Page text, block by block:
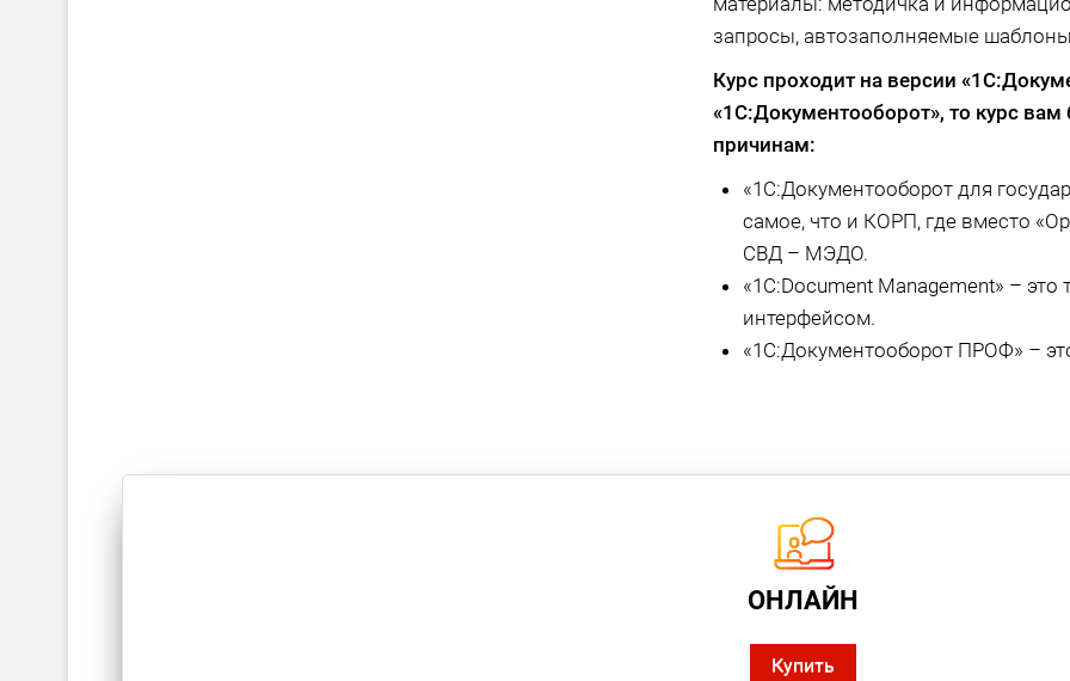
запросы, автозаполняемые
Курс проходит на версии
«1С:Документооборот», то курс
причинам:
«1С:Документооборот для
самое, что и КОРП, где вместо
СВД – МЭДО.
«1С:Document Management» –
интерфейсом.
«1С:Документооборот ПРОФ» –
ОНЛАЙН
Купить